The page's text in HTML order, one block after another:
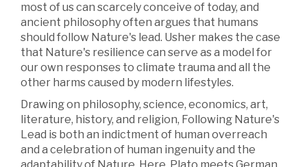
most of us can scarcely conceive of today, and
ancient philosophy often argues that humans
should follow Nature's lead. Usher makes the case
that Nature's resilience can serve as a model for
our own responses to climate trauma and all the
other harms caused by modern lifestyles.
Drawing on philosophy, science, economics, art,
literature, history, and religion, Following Nature's
Lead is both an indictment of human overreach
and a celebration of human ingenuity and the